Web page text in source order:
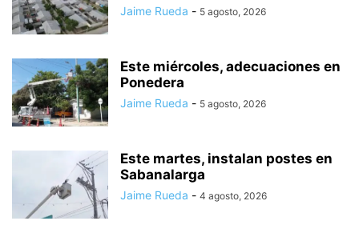
Jaime Rueda - 5 agosto, 2026
Este miércoles, adecuaciones en
Ponedera
Jaime Rueda - 5 agosto, 2026
Este martes, instalan postes en
Sabanalarga
Jaime Rueda - 4 agosto, 2026